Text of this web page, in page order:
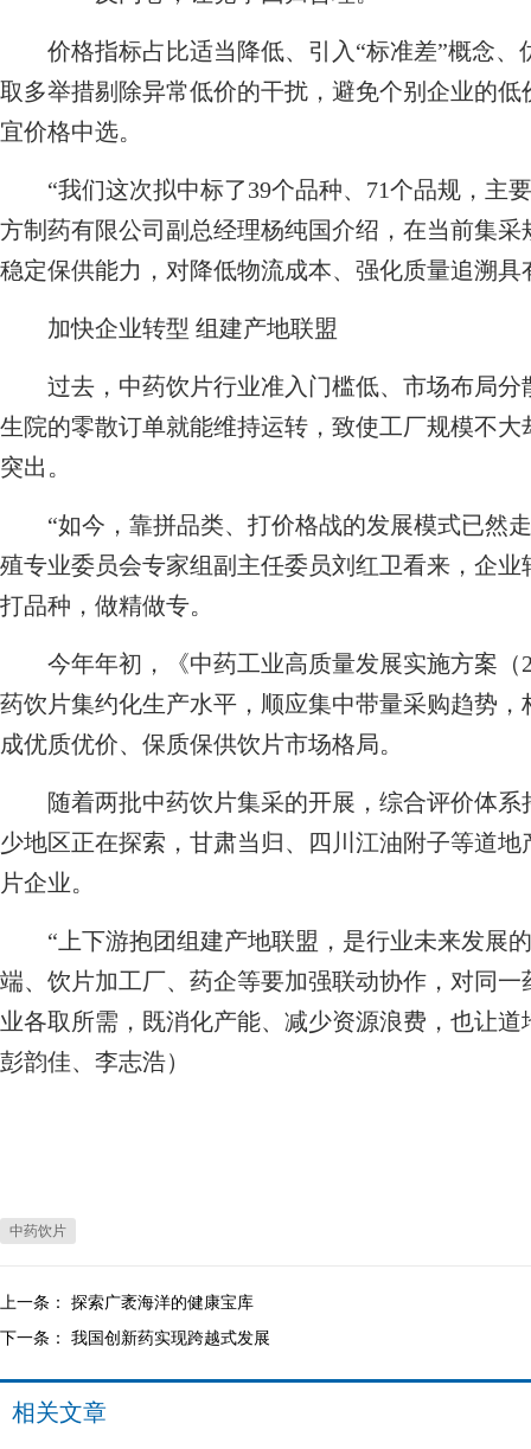
价格指标占比适当降低、引入“标准差”概念
取多举措剔除异常低价的干扰，避免个别企业的
宜价格中选。
“我们这次拟中标了39个品种、71个品规，主
方制药有限公司副总经理杨纯国介绍，在当前集
稳定保供能力，对降低物流成本、强化质量追溯具
加快企业转型 组建产地联盟
过去，中药饮片行业准入门槛低、市场布局分
生院的零散订单就能维持运转，致使工厂规模不
突出。
“如今，靠拼品类、打价格战的发展模式已然走
殖专业委员会专家组副主任委员刘红卫看来，企
打品种，做精做专。
今年年初，《中药工业高质量发展实施方案（
药饮片集约化生产水平，顺应集中带量采购趋势
成优质优价、保质保供饮片市场格局。
随着两批中药饮片集采的开展，综合评价体系
少地区正在探索，甘肃当归、四川江油附子等道
片企业。
“上下游抱团组建产地联盟，是行业未来发展的
端、饮片加工厂、药企等要加强联动协作，对同
业各取所需，既消化产能、减少资源浪费，也让
彭韵佳、李志浩）
中药饮片
上一条： 探索广袤海洋的健康宝库
下一条： 我国创新药实现跨越式发展
相关文章